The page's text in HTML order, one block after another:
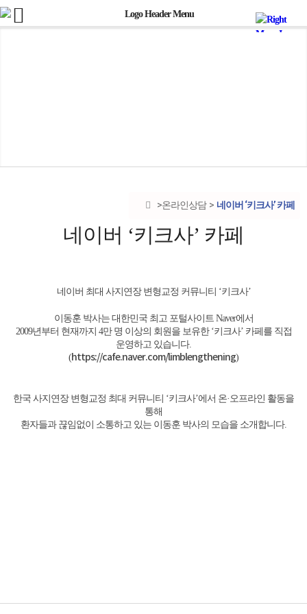
온라인상담 네이버 ‘키크사’ 카페
네이버 ‘키크사’ 카페
네이버 최대 사지연장 변형교정 커뮤니티 ‘키크사’
이동훈 박사는 대한민국 최고 포털사이트 Naver에서
2009년부터 현재까지 4만 명 이상의 회원을 보유한 ‘키크사’ 카페를 직접
운영하고 있습니다.
(https://cafe.naver.com/limblengthening)
한국 사지연장 변형교정 최대 커뮤니티 ‘키크사’에서 온·오프라인 활동을
통해
환자들과 끊임없이 소통하고 있는 이동훈 박사의 모습을 소개합니다.